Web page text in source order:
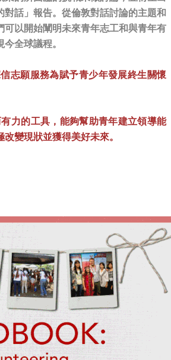
對話」報告。從倫敦對話討論的主題和
可以開始闡明未來青年志工和與青年有
全球議程。
志願服務為賦予青少年發展終生關懷
力的工具，能夠幫助青年建立領導能
變現狀並獲得美好未來。